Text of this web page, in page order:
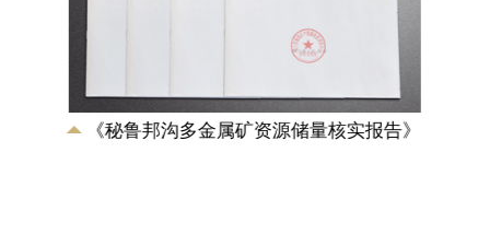
《秘鲁邦沟多金属矿资源储量核实报告》